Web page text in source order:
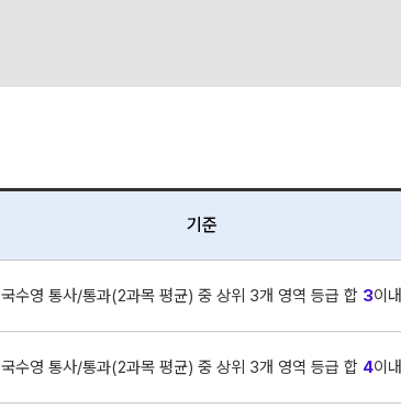
기준
국수영 통사/통과(2과목 평균) 중 상위 3개 영역 등급 합 3이내
국수영 통사/통과(2과목 평균) 중 상위 3개 영역 등급 합 4이내